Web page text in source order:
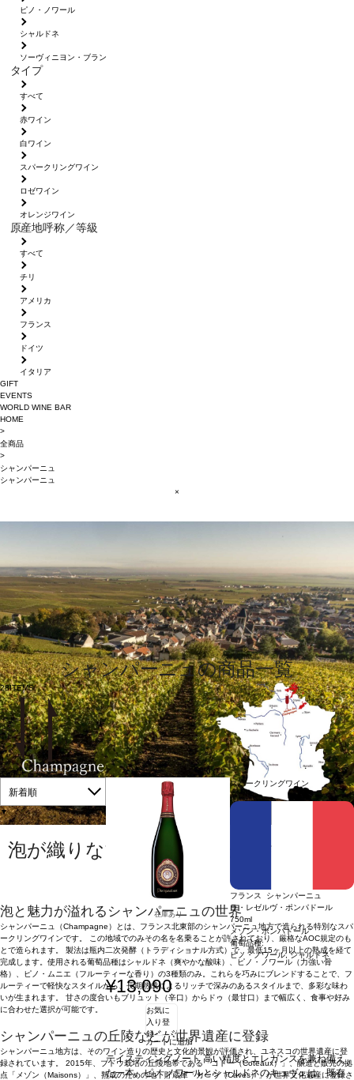
ピノ・ノワール
シャルドネ
ソーヴィニヨン・ブラン
タイプ
すべて
赤ワイン
白ワイン
スパークリングワイン
ロゼワイン
オレンジワイン
原産地呼称／等級
すべて
チリ
アメリカ
フランス
ドイツ
イタリア
GIFT
EVENTS
WORLD WINE BAR
HOME
>
全商品
>
シャンパーニュ
シャンパーニュ
×
泡が織りなす芸術 ― 世界が愛するシャ
ンパーニュ
泡と魅力が溢れるシャンパーニュの世界
シャンパーニュ（Champagne）とは、フランス北東部のシャンパーニュ地方で造られる特別なスパ
ークリングワインです。 この地域でのみその名を名乗ることが許されており、厳格なAOC規定のも
とで造られます。 製法は瓶内二次発酵（トラディショナル方式）で、最低15ヶ月以上の熟成を経て
完成します。使用される葡萄品種はシャルドネ（爽やかな酸味）、ピノ・ノワール（力強い骨
格）、ピノ・ムニエ（フルーティーな香り）の3種類のみ。これらを巧みにブレンドすることで、フ
ルーティーで軽快なスタイルから、長期熟成によるリッチで深みのあるスタイルまで、多彩な味わ
いが生まれます。 甘さの度合いもブリュット（辛口）からドゥ（最甘口）まで幅広く、食事や好み
に合わせた選択が可能です。
シャンパーニュの丘陵などが世界遺産に登録
シャンパーニュ地方は、そのワイン造りの歴史と文化的景観が評価され、ユネスコの世界遺産に登
録されています。 2015年、ブドウ栽培の丘陵地帯である「コトー（Coteaux）」、醸造と販売の拠
点「メゾン（Maisons）」、熟成のための地下貯蔵庫「カーヴ（Caves）」が世界文化遺産に登録さ
シャンパーニュの商品一覧
28ITEMS
表示順
新着順
▼
在庫あり
スパークリングワイン
辛口
フランス シャンパーニュ
ラ・レゼルヴ・ポンパドール
750ml
メゾン・ポンパドール
葡萄品種:
ピノ・ノワール, シャルドネ
¥13,090
お気に
入り登
録
カートに追加
テイスティングノート高い精度とエレガンスを兼ね備え
た一本。ピノ ノワールとシャルドネのキュヴェは、既存